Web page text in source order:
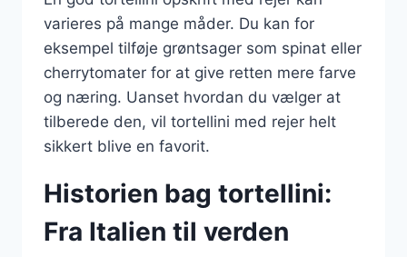
varieres på mange måder. Du kan for
eksempel tilføje grøntsager som spinat eller
cherrytomater for at give retten mere farve
og næring. Uanset hvordan du vælger at
tilberede den, vil tortellini med rejer helt
sikkert blive en favorit.
Historien bag tortellini:
Fra Italien til verden